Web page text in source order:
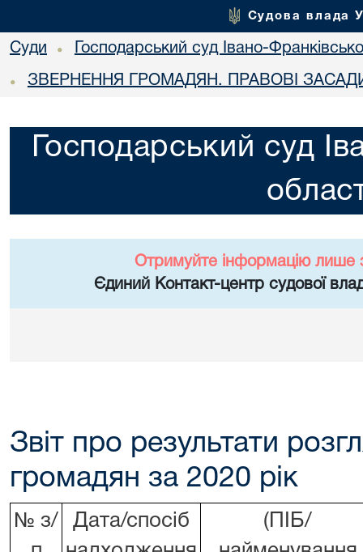
Судова влада
Суди • Господарський суд Івано-
• ЗВЕРНЕННЯ ГРОМАДЯН. ПРАВОВІ
Господарський суд
Отримуйте інформацію лише
Єдиний Контакт-центр судової
Звіт про результати
громадян за 2020 рік
№ з/
Дата/спосіб
(ПІБ/